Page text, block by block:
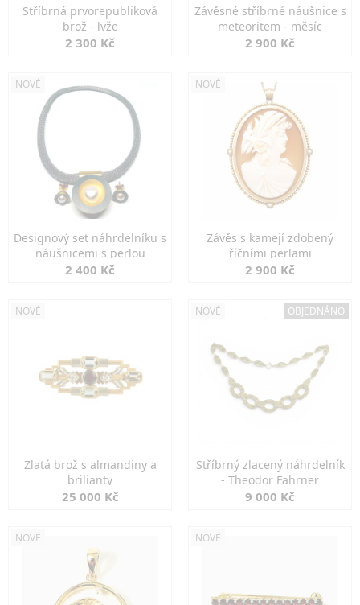
Stříbrná prvorepubliková
brož - lyže
2 300 Kč
Závěsné stříbrné náušnice s
meteoritem - měsíc
2 900 Kč
NOVÉ
Designový set náhrdelníku s
náušnicemi s perlou
2 400 Kč
NOVÉ
Závěs s kamejí zdobený
říčními perlami
2 900 Kč
NOVÉ
Zlatá brož s almandiny a
brilianty
25 000 Kč
NOVÉ OBJEDNÁNO
Stříbrný zlacený náhrdelník
- Theodor Fahrner
9 000 Kč
NOVÉ NOVÉ